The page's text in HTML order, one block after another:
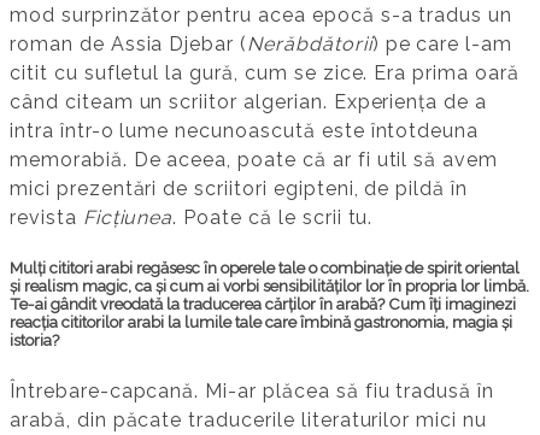
mod surprinzător pentru acea epocă s-a tradus un
roman de Assia Djebar (Nerăbdătorii) pe care l-am
citit cu sufletul la gură, cum se zice. Era prima oară
când citeam un scriitor algerian. Experiența de a
intra într-o lume necunoascută este întotdeuna
memorabiă. De aceea, poate că ar fi util să avem
mici prezentări de scriitori egipteni, de pildă în
revista Ficțiunea. Poate că le scrii tu.
Mulți cititori arabi regăsesc în operele tale o combinație de spirit oriental
și realism magic, ca și cum ai vorbi sensibilităților lor în propria lor limbă.
Te-ai gândit vreodată la traducerea cărților în arabă? Cum îți imaginezi
reacția cititorilor arabi la lumile tale care îmbină gastronomia, magia și
istoria?
Întrebare-capcană. Mi-ar plăcea să fiu tradusă în
arabă, din păcate traducerile literaturilor mici nu